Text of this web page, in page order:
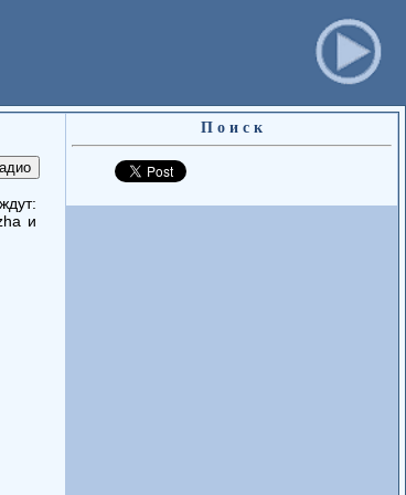
и
П о и с к